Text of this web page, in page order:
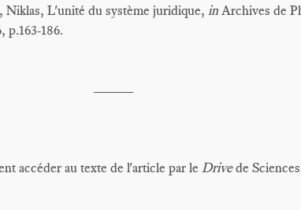
L'unité du système juridique, in Archives de
p.163-186.
accéder au texte de l'article par le Drivede